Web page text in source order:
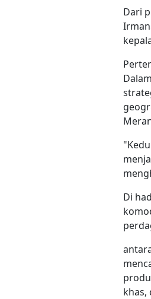
Dari
Di
khas,